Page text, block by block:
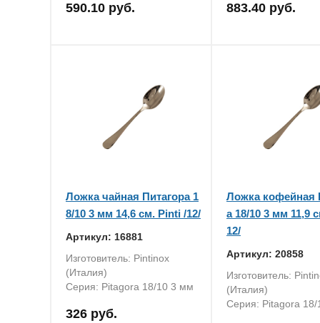
590.10 руб. 883.40 руб.
Ложка чайная Питагора 1
8/10 3 мм 14,6 см. Pinti /12/
Артикул: 16881
Изготовитель: Pintinox
(Италия)
Серия: Pitаgora 18/10 3 мм
326 руб.
Ложка кофейная
а 18/10 3 мм 11,9
12/
Артикул: 20858
Изготовитель:
(Италия)
Серия: Pitаgora